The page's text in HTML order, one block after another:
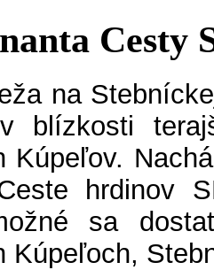
Cesty
na
blízkosti
Kúpeľov.
hrdinov
sa
Kúpeľoch,